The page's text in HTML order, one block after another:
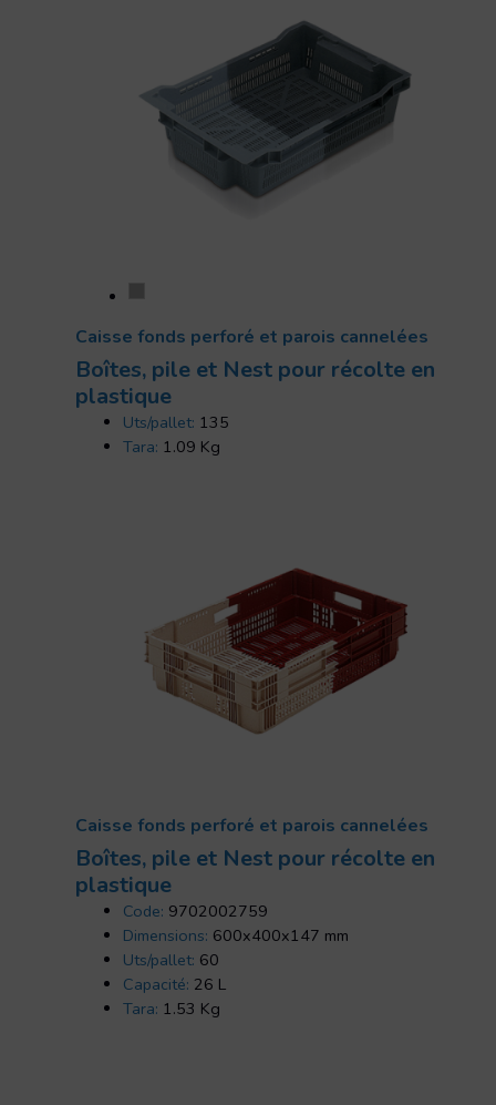
Caisse fonds perforé et parois cannelées
Boîtes, pile et Nest pour récolte en
plastique
Uts/pallet: 135
Tara: 1.09 Kg
Caisse fonds perforé et parois cannelées
Boîtes, pile et Nest pour récolte en
plastique
Code: 9702002759
Dimensions: 600x400x147 mm
Uts/pallet: 60
Capacité: 26 L
Tara: 1.53 Kg